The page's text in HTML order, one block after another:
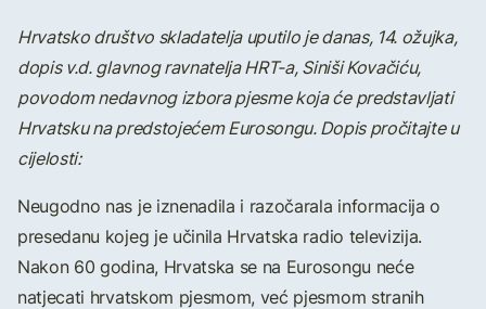
Hrvatsko društvo skladatelja uputilo je danas, 14. ožujka,
dopis v.d. glavnog ravnatelja HRT-a, Siniši Kovačiću,
povodom nedavnog izbora pjesme koja će predstavljati
Hrvatsku na predstojećem Eurosongu. Dopis pročitajte u
cijelosti:
Neugodno nas je iznenadila i razočarala informacija o
presedanu kojeg je učinila Hrvatska radio televizija.
Nakon 60 godina, Hrvatska se na Eurosongu neće
natjecati hrvatskom pjesmom, već pjesmom stranih